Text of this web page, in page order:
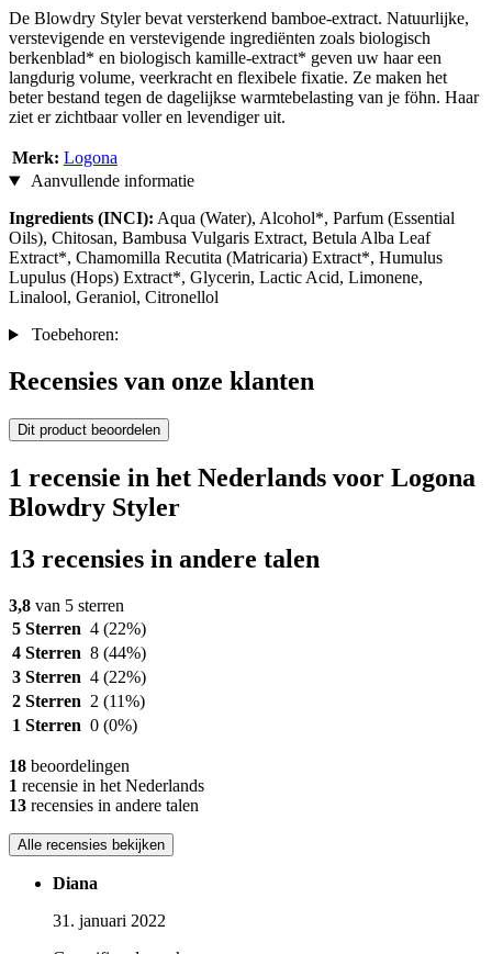
De Blowdry Styler bevat versterkend bamboe-extract. Natuurlijke,
verstevigende en verstevigende ingrediënten zoals biologisch
berkenblad* en biologisch kamille-extract* geven uw haar een
langdurig volume, veerkracht en flexibele fixatie. Ze maken het
beter bestand tegen de dagelijkse warmtebelasting van je föhn. Haar
ziet er zichtbaar voller en levendiger uit.
Merk: Logona
Aanvullende informatie
Ingredients (INCI): Aqua (Water), Alcohol*, Parfum (Essential
Oils), Chitosan, Bambusa Vulgaris Extract, Betula Alba Leaf
Extract*, Chamomilla Recutita (Matricaria) Extract*, Humulus
Lupulus (Hops) Extract*, Glycerin, Lactic Acid, Limonene,
Linalool, Geraniol, Citronellol
Toebehoren:
Recensies van onze klanten
Dit product beoordelen
1 recensie in het Nederlands voor Logona
Blowdry Styler
13 recensies in andere talen
3,8 van 5 sterren
5 Sterren 4 (22%)
4 Sterren 8 (44%)
3 Sterren 4 (22%)
2 Sterren 2 (11%)
1 Sterren 0 (0%)
18 beoordelingen
1 recensie in het Nederlands
13 recensies in andere talen
Alle recensies bekijken
Diana
31. januari 2022